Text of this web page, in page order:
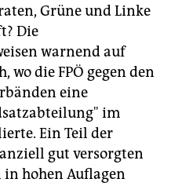
Grüne und Linke
Die
warnend auf
die FPÖ gegen den
eine
im
Ein Teil der
gut versorgten
hohen Auflagen